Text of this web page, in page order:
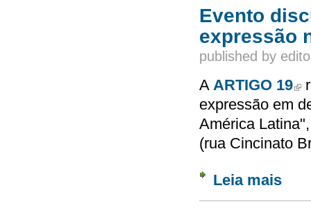
Evento
expressão
published by
A ARTIGO 19
expressão em
América
(rua Cincinato
Leia mais